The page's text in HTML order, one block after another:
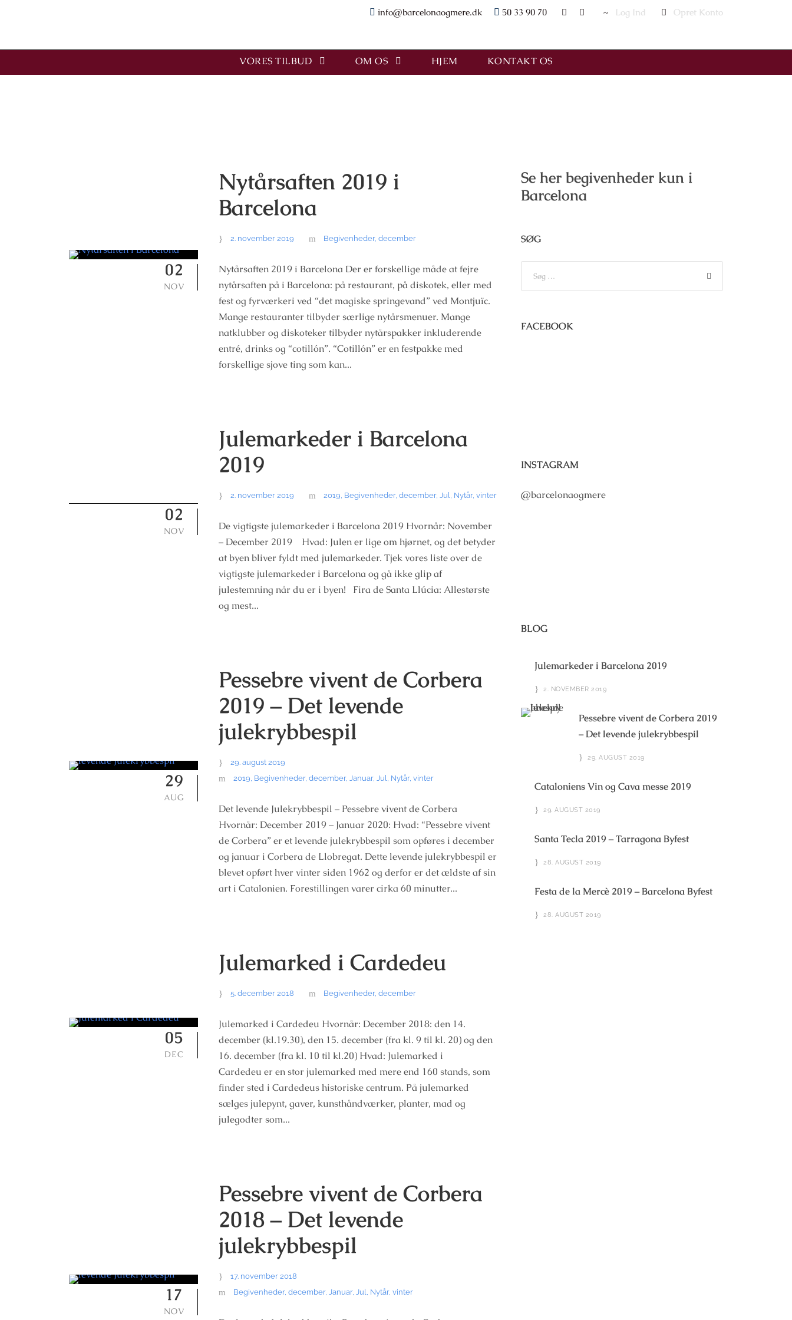
info@barcelonaogmere.dk 50 33 90 70 Log Ind Opret Konto
VORES TILBUD OM OS HJEM KONTAKT OS
02
NOV
Nytårsaften 2019 i
Barcelona
2. november 2019 Begivenheder, december
Nytårsaften 2019 i Barcelona Der er forskellige måde at fejre
nytårsaften på i Barcelona: på restaurant, på diskotek, eller med
fest og fyrværkeri ved “det magiske springevand” ved Montjuïc.
Mange restauranter tilbyder særlige nytårsmenuer. Mange
natklubber og diskoteker tilbyder nytårspakker inkluderende
entré, drinks og “cotillón”. “Cotillón” er en festpakke med
forskellige sjove ting som kan...
02
NOV
Julemarkeder i Barcelona
2019
2. november 2019 2019, Begivenheder, december, Jul, Nytår, vinter
De vigtigste julemarkeder i Barcelona 2019 Hvornår: November
– December 2019 Hvad: Julen er lige om hjørnet, og det betyder
at byen bliver fyldt med julemarkeder. Tjek vores liste over de
vigtigste julemarkeder i Barcelona og gå ikke glip af
julestemning når du er i byen! Fira de Santa Llúcia: Allestørste
og mest...
29
AUG
Pessebre vivent de Corbera
2019 – Det levende
julekrybbespil
29. august 2019
2019, Begivenheder, december, Januar, Jul, Nytår, vinter
Det levende Julekrybbespil – Pessebre vivent de Corbera
Hvornår: December 2019 – Januar 2020: Hvad: “Pessebre vivent
de Corbera” er et levende julekrybbespil som opføres i december
og januar i Corbera de Llobregat. Dette levende julekrybbespil er
blevet opført hver vinter siden 1962 og derfor er det ældste af sin
art i Catalonien. Forestillingen varer cirka 60 minutter...
05
DEC
Julemarked i Cardedeu
5. december 2018 Begivenheder, december
Julemarked i Cardedeu Hvornår: December 2018: den 14.
december (kl.19.30), den 15. december (fra kl. 9 til kl. 20) og den
16. december (fra kl. 10 til kl.20) Hvad: Julemarked i
Cardedeu er en stor julemarked med mere end 160 stands, som
finder sted i Cardedeus historiske centrum. På julemarked
sælges julepynt, gaver, kunsthåndværker, planter, mad og
julegodter som...
17
NOV
Pessebre vivent de Corbera
2018 – Det levende
julekrybbespil
17. november 2018
Begivenheder, december, Januar, Jul, Nytår, vinter
Se her begivenheder kun i
Barcelona
SØG
FACEBOOK
INSTAGRAM
@barcelonaogmere
BLOG
Julemarkeder i Barcelona 2019
2. NOVEMBER 2019
Pessebre vivent de Corbera 2019
– Det levende julekrybbespil
29. AUGUST 2019
Cataloniens Vin og Cava messe 2019
29. AUGUST 2019
Santa Tecla 2019 – Tarragona Byfest
28. AUGUST 2019
Festa de la Mercè 2019 – Barcelona Byfest
28. AUGUST 2019